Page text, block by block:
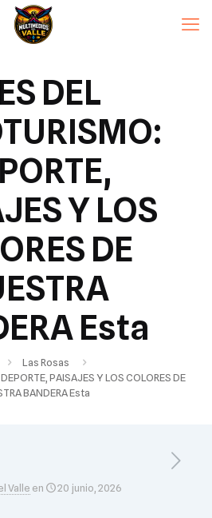
DEL
Y LOS
DE
Esta
Las Rosas
PAISAJES Y LOS COLORES DE
BANDERA Esta
Valle en 20 junio, 2026